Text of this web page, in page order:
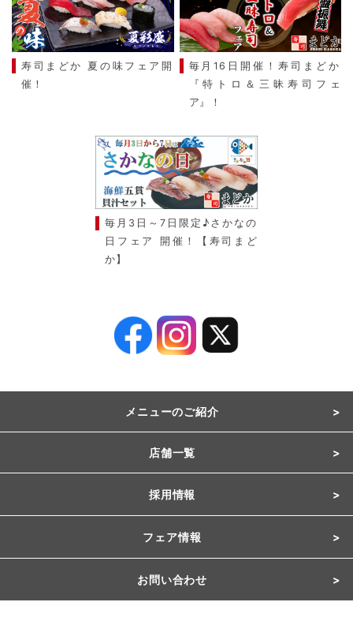
寿司まどか 夏の味フェア開
催！
毎月16日開催！寿司まどか
『特トロ＆三昧寿司フェ
ア』！
毎月3日～7日限定♪さかなの
日フェア 開催！【寿司まど
か】
メニューのご紹介
店舗一覧
採用情報
フェア情報
お問い合わせ